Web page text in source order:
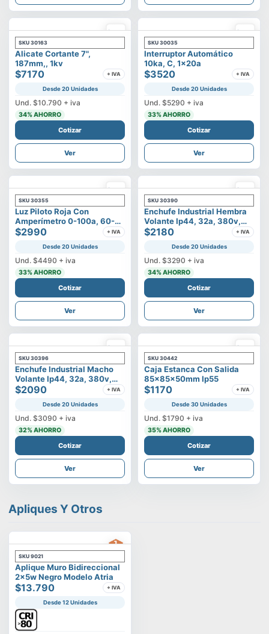
SKU 30163
Alicate Cortante 7",
187mm,, 1kv
$7170 + IVA
Desde 20 Unidades
Und. $10.790 + iva
34% AHORRO
Cotizar
Ver
SKU 30035
Interruptor Automático
10ka, C, 1x20a
$3520 + IVA
Desde 20 Unidades
Und. $5290 + iva
33% AHORRO
Cotizar
Ver
SKU 30355
Luz Piloto Roja Con
Amperímetro 0-100a, 60-
500v
$2990 + IVA
Desde 20 Unidades
Und. $4490 + iva
33% AHORRO
Cotizar
Ver
SKU 30390
Enchufe Industrial Hembra
Volante Ip44, 32a, 380v,
3p+t
$2180 + IVA
Desde 20 Unidades
Und. $3290 + iva
34% AHORRO
Cotizar
Ver
SKU 30396
Enchufe Industrial Macho
Volante Ip44, 32a, 380v,
3p+t
$2090 + IVA
Desde 20 Unidades
Und. $3090 + iva
32% AHORRO
Cotizar
Ver
SKU 30442
Caja Estanca Con Salida
85x85x50mm Ip55
$1170 + IVA
Desde 30 Unidades
Und. $1790 + iva
35% AHORRO
Cotizar
Ver
Apliques Y Otros
SKU 9021
Aplique Muro Bidireccional
2x5w Negro Modelo Atria
$13.790 + IVA
Desde 12 Unidades